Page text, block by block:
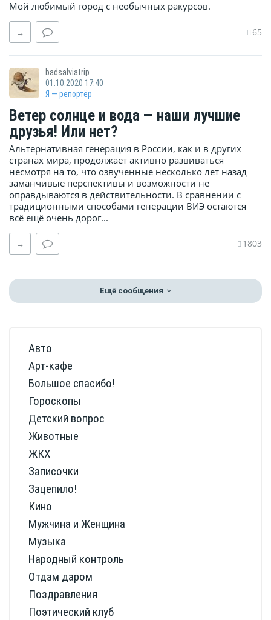
Мой любимый город с необычных ракурсов.
→ 65
badsalviatrip
01.10.2020 17:40
Я — репортёр
Ветер солнце и вода — наши лучшие
друзья! Или нет?
Альтернативная генерация в России, как и в других
странах мира, продолжает активно развиваться
несмотря на то, что озвученные несколько лет назад
заманчивые перспективы и возможности не
оправдываются в действительности. В сравнении с
традиционными способами генерации ВИЭ остаются
всё ещё очень дорог...
→ 1803
Ещё сообщения
Авто
Арт-кафе
Большое спасибо!
Гороскопы
Детский вопрос
Животные
ЖКХ
Записочки
Зацепило!
Кино
Мужчина и Женщина
Музыка
Народный контроль
Отдам даром
Поздравления
Поэтический клуб